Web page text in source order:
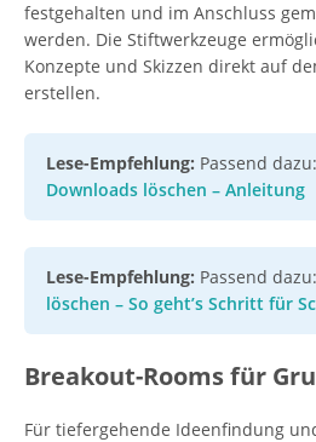
festgehalten und im Anschluss
werden. Die Stiftwerkzeuge
Konzepte und Skizzen direkt auf
erstellen.
Lese-Empfehlung: Passend dazu:
Downloads löschen – Anleitung
Lese-Empfehlung: Passend dazu:
löschen – So geht’s Schritt für
Breakout-Rooms für
Für tiefergehende Ideenfindung